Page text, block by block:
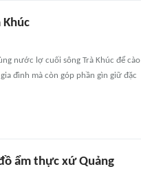
nước lợ cuối sông Trà Khúc để cào
đình mà còn góp phần gìn giữ đặc
ẩm thực xứ Quảng